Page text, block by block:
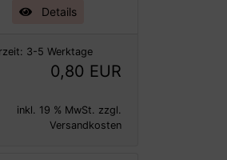
Details
3-5 Werktage
0,80 EUR
inkl. 19 % MwSt. zzgl.
Versandkosten